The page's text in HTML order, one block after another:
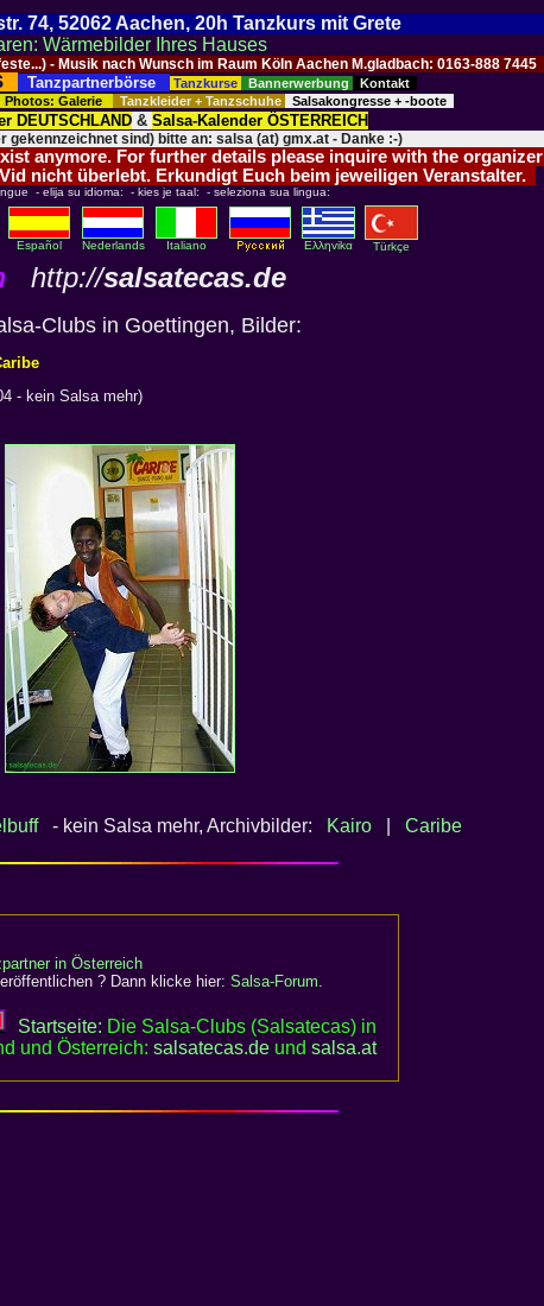
74, 52062 Aachen, 20h Tanzkurs mit Grete
Wärmebilder Ihres Hauses
- Musik nach Wunsch im Raum Köln Aachen M.gladbach: 0163-888 7445
Tanzpartnerbörse Tanzkurse Bannerwerbung Kontakt
Photos: Galerie Tanzkleider + Tanzschuhe Salsakongresse + -boote
DEUTSCHLAND & Salsa-Kalender ÖSTERREICH
sind) bitte an: salsa (at) gmx.at - Danke :-)
anymore. For further details please inquire with the organizer
nicht überlebt. Erkundigt Euch beim jeweiligen Veranstalter.
- elija su idioma: - kies je taal: - seleziona sua lingua:
Español Nederlands Italiano Eλληvikα Türkçe
http://salsatecas.de
Clubs in Goettingen, Bilder:
- kein Salsa mehr)
- kein Salsa mehr, Archivbilder: Kairo| Caribe
in Österreich
? Dann klicke hier: Salsa-Forum.
Startseite: Die Salsa-Clubs (Salsatecas) in
und Österreich: salsatecas.de und salsa.at